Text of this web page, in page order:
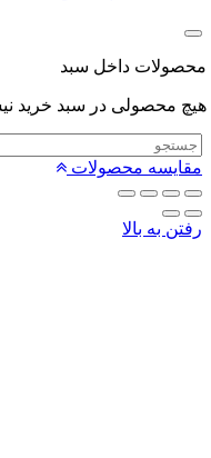
داخل سبد
در سبد خرید نیست.
محصولات
به بالا